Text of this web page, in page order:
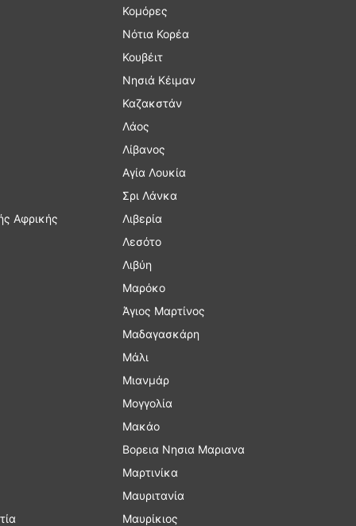
Αφρικής
Κομόρες
Νότια Κορέα
Κουβέιτ
Νησιά Κέιμαν
Καζακστάν
Λάος
Λίβανος
Αγία Λουκία
Σρι Λάνκα
Λιβερία
Λεσότο
Λιβύη
Μαρόκο
Άγιος Μαρτίνος
Μαδαγασκάρη
Μάλι
Μιανμάρ
Μογγολία
Μακάο
Βορεια Νησια Μαριανα
Μαρτινίκα
Μαυριτανία
Μαυρίκιος